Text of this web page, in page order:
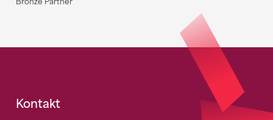
Fusszeile
Kontakt